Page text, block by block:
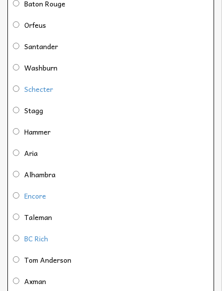
Baton Rouge
Orfeus
Santander
Washburn
Schecter
Stagg
Hammer
Aria
Alhambra
Encore
Taleman
BC Rich
Tom Anderson
Axman